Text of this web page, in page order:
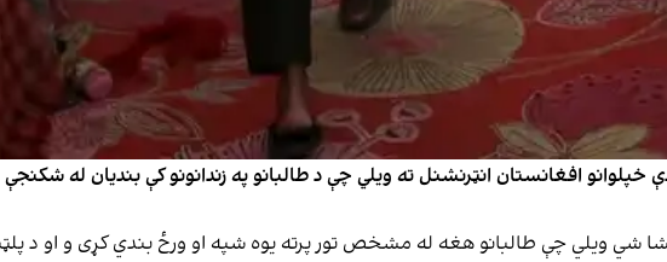
خپلوانو افغانستان انټرنشنل ته ویلي چې د طالبانو په زندانونو کې بندیان له
شي ویلي چې طالبانو هغه له مشخص تور پرته یوه شپه او ورځ بندي کړی و او د